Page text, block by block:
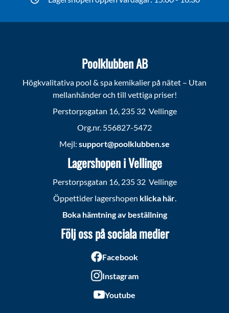
Poolklubben AB
Högkvalitativa pool & spa kemikalier på nätet – Utan
mellanhänder och till vettiga priser!
Perstorpsgatan 16, 235 32 Vellinge
Org.nr. 556827-5472
Mejl: support@poolklubben.se
Lagershopen i Vellinge
Perstorpsgatan 16, 235 32 Vellinge
Öppettider lagershopen klicka här.
Boka hämtning av beställning
Följ oss på sociala medier
Facebook
Instagram
Youtube